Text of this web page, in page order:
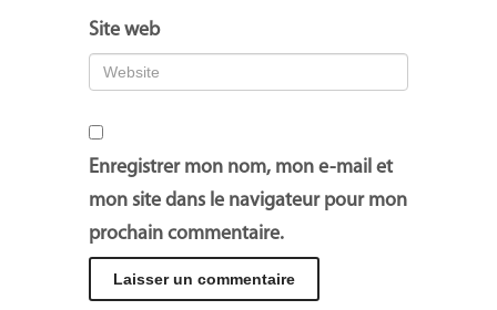
Site web
Enregistrer mon nom, mon e-mail et
mon site dans le navigateur pour mon
prochain commentaire.